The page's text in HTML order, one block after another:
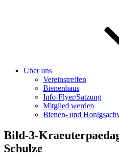
Über uns
Vereinstreffen
Bienenhaus
Info-Flyer/Satzung
Mitglied werden
Bienen- und
Bild-3-
Schulze